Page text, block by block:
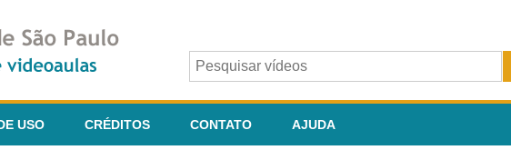
USO CRÉDITOS CONTATO AJUDA